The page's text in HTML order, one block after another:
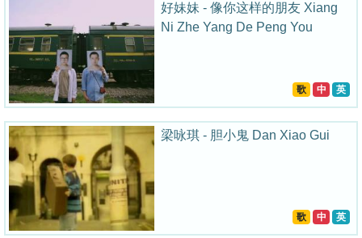
好妹妹 - 像你这样的朋友 Xiang
Ni Zhe Yang De Peng You
歌 中 英
梁咏琪 - 胆小鬼 Dan Xiao Gui
歌 中 英